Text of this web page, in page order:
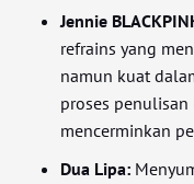
Jennie
refrains yang
namun kuat
proses
mencerminkan
Dua Lipa: